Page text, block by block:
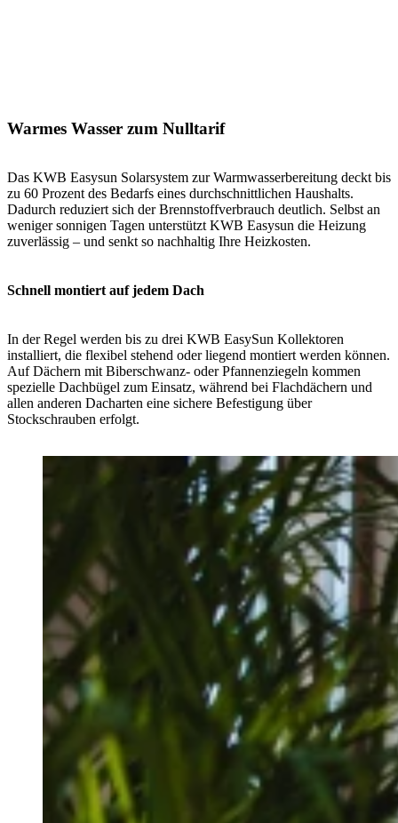
Warmes Wasser zum Nulltarif
Das KWB Easysun Solarsystem zur Warmwasserbereitung deckt bis
zu 60 Prozent des Bedarfs eines durchschnittlichen Haushalts.
Dadurch reduziert sich der Brennstoffverbrauch deutlich. Selbst an
weniger sonnigen Tagen unterstützt KWB Easysun die Heizung
zuverlässig – und senkt so nachhaltig Ihre Heizkosten.
Schnell montiert auf jedem Dach
In der Regel werden bis zu drei KWB EasySun Kollektoren
installiert, die flexibel stehend oder liegend montiert werden können.
Auf Dächern mit Biberschwanz- oder Pfannenziegeln kommen
spezielle Dachbügel zum Einsatz, während bei Flachdächern und
allen anderen Dacharten eine sichere Befestigung über
Stockschrauben erfolgt.